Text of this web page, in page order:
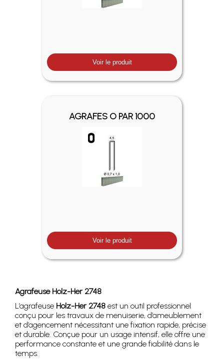
Voir le produit
AGRAFES O PAR 1000
Voir le produit
Agrafeuse Holz-Her 2748
L’agrafeuse Holz-Her 2748 est un outil professionnel
conçu pour les travaux de menuiserie, d’ameublement
et d’agencement nécessitant une fixation rapide, précise
et durable. Conçue pour un usage intensif, elle offre une
performance constante et une grande fiabilité dans le
temps.